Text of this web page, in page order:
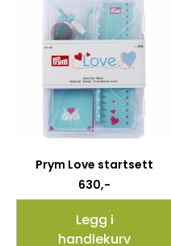
Prym Love startsett
630,-
Legg i
handlekurv